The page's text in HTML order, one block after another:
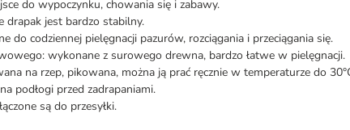
do wypoczynku, chowania się i zabawy.
​​drapak jest bardzo stabilny.
do codziennej pielęgnacji pazurów, rozciągania i przeciągania się.
wykonane z surowego drewna, bardzo łatwe w pielęgnacji.
na rzep, pikowana, można ją prać ręcznie w temperaturze do
podłogi przed zadrapaniami.
są do przesyłki.